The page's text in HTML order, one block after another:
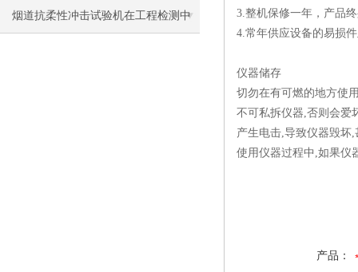
说明
烟道抗柔性冲击试验机在工程检测中
3.整机保修一年，产品
4.常年供应设备的易损
仪器储存
切勿在有可燃的地方使
不可私拆仪器,否则会爱
产生电击,导致仪器毁坏
使用仪器过程中,如果仪
产品：